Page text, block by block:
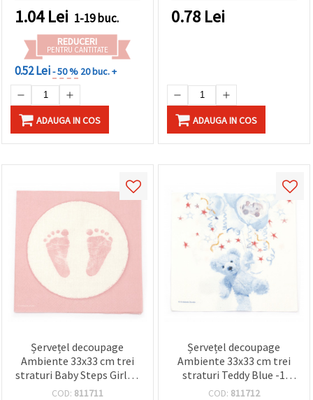
petrecere nou-născut,
decoupage și hobby
creativ
1.04Lei 1-19 buc.
REDUCERI
PENTRU CANTITATE
0.52 Lei- 50 % 20 buc. +
ADAUGA IN COS
0.78 Lei
ADAUGA IN COS
Șervețel decoupage
Ambiente 33x33 cm trei
straturi Baby Steps Girl -1
bucată
COD: 811711
Șervețel decoupage
Ambiente 33x33 cm trei
straturi Teddy Blue -1
bucată
COD: 811712